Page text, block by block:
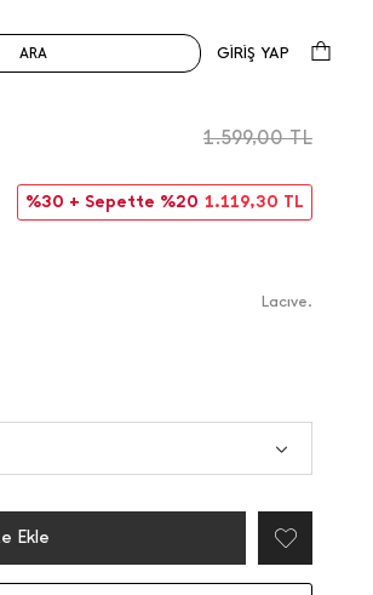
ARA GİRİŞ YAP
1.599,00TL
%30 + Sepette %20 1.119,30 TL
Lacıve.
Ekle